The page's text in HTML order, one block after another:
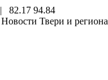
| 82.17 94.84
Новости Твери и региона